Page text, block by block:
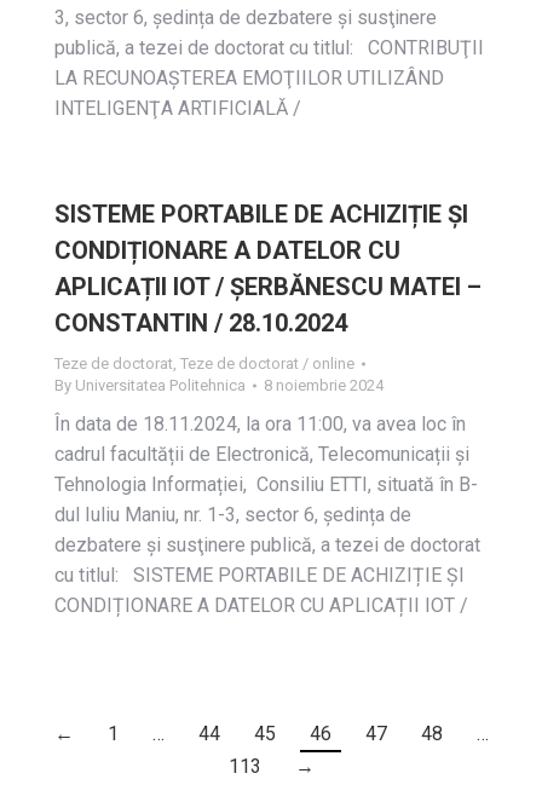
3, sector 6, ședința de dezbatere și susţinere
publică, a tezei de doctorat cu titlul: CONTRIBUŢII
LA RECUNOAŞTEREA EMOŢIILOR UTILIZÂND
INTELIGENŢA ARTIFICIALĂ /
SISTEME PORTABILE DE ACHIZIȚIE ȘI
CONDIȚIONARE A DATELOR CU
APLICAȚII IOT / ȘERBĂNESCU MATEI –
CONSTANTIN / 28.10.2024
Teze de doctorat, Teze de doctorat / online
By Universitatea Politehnica 8 noiembrie 2024
În data de 18.11.2024, la ora 11:00, va avea loc în
cadrul facultății de Electronică, Telecomunicații și
Tehnologia Informației, Consiliu ETTI, situată în B-
dul Iuliu Maniu, nr. 1-3, sector 6, ședința de
dezbatere și susţinere publică, a tezei de doctorat
cu titlul: SISTEME PORTABILE DE ACHIZIȚIE ȘI
CONDIȚIONARE A DATELOR CU APLICAȚII IOT /
← 1 … 44 45 46 47 48
…
113
→